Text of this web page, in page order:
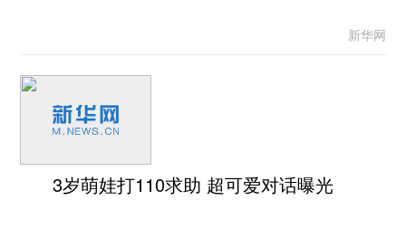
新华网
3岁萌娃打110求助 超可爱对话曝光